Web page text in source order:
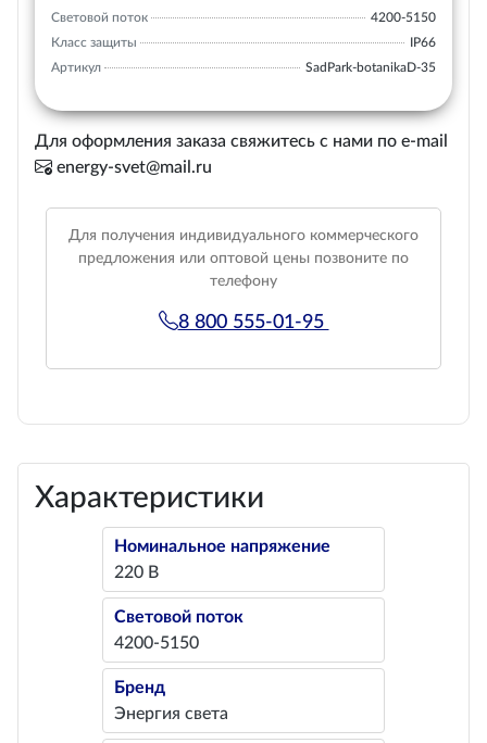
Световой поток
4200-5150
Класс защиты
IP66
Артикул
SadPark-botanikaD-35
Для оформления заказа свяжитесь с нами по e-mail
energy-svet@mail.ru
Для получения индивидуального коммерческого
предложения или оптовой цены позвоните по
телефону
8 800 555-01-95
Характеристики
Номинальное напряжение
220 В
Световой поток
4200-5150
Бренд
Энергия света